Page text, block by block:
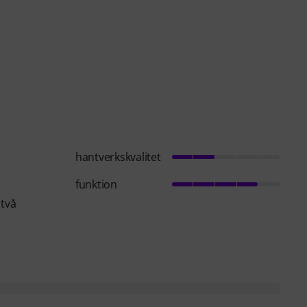
hantverkskvalitet
funktion